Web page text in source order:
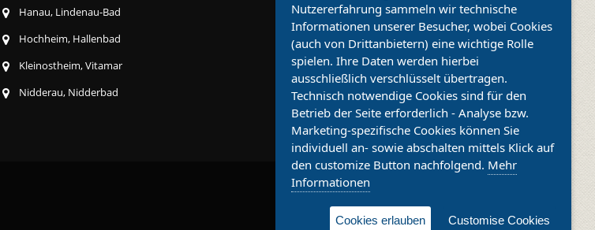
Hanau, Lindenau-Bad
Hochheim, Hallenbad
Kleinostheim, Vitamar
Nidderau, Nidderbad
Datenschutz
Nutzererfahrung sammeln wir technische
Informationen unserer Besucher, wobei Cookies
(auch von Drittanbietern) eine wichtige Rolle
spielen. Ihre Daten werden hierbei
ausschließlich verschlüsselt übertragen.
Technisch notwendige Cookies sind für den
Betrieb der Seite erforderlich - Analyse bzw.
Marketing-spezifische Cookies können Sie
individuell an- sowie abschalten mittels Klick auf
den customize Button nachfolgend. Mehr
Informationen
Cookies erlauben Customise Cookies